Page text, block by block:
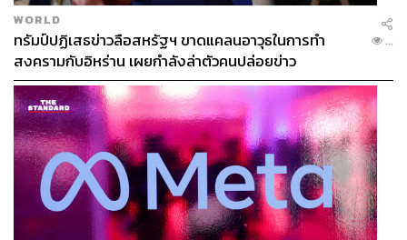
รัฐบาลไทยต้องทบทวนแผน ‘Net Zero Emissions’ แผนการ
ใดๆ ที่จะมีขึ้นต้องมีเป้าหมายเชิงกลยุทธ์ที่โปร่งใส เพื่อลดการ
ปล่อยจากอุตสาหกรรมเชื้อเพลิงฟอสซิลให้เป็นศูนย์ที่แท้จริง
ส่วนเป้าหมายการปล่อยก๊าซเรือนกระจกจากภาค
อุตสาหกรรมจะต้องทำให้ชัดเจน และแยกออกจากการใช้
ประโยชน์จากวัฏจักรคาร์บอนตามธรรมชาติ ซึ่งรวมถึงการ
ปกป้องผืนป่า อธิปไตยของชนเผ่าพื้นเมือง และการฟื้นฟูป่าไม้
และระบบนิเวศ โดยเป็นการดำเนินงานอย่างมีส่วนร่วม
ภายในประเทศเท่านั้น ไม่ขึ้นอยู่กับกลไกการซื้อขายและ
ชดเชยคาร์บอน (Carbon Offsetting) ระหว่างประเทศ
WORLD
ทรัมป์ปฏิเสธข่าวลือสหรัฐฯ ขาดแคลนอาวุธในการทำ
สงครามกับอิหร่าน เผยกำลังล่าตัวคนปล่อยข่าว
...